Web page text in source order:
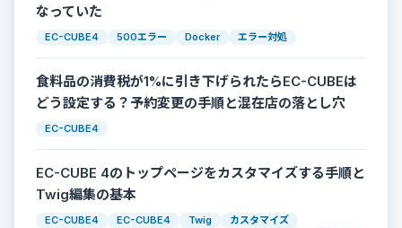
なっていた
EC-CUBE4 500エラー Docker エラー対処
食料品の消費税が1%に引き下げられたらEC-CUBEは
どう設定する？予約変更の手順と混在店の落とし穴
EC-CUBE4
EC-CUBE 4のトップページをカスタマイズする手順と
Twig編集の基本
EC-CUBE4 EC-CUBE4 Twig
カスタマイズ